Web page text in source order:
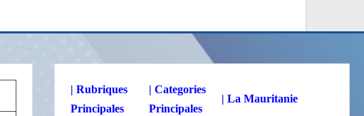
| Rubriques
Principales
| Categories
Principales
| La Mauritanie